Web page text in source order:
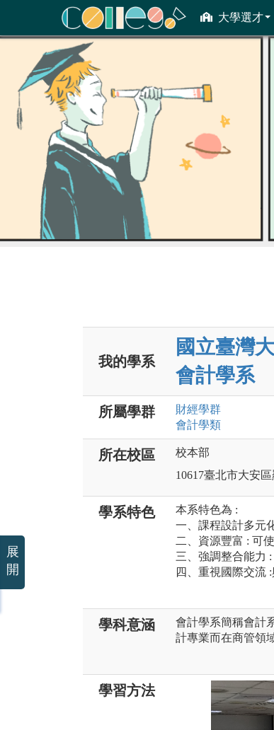
大學選才
ColleGo! 大學選才與高中育才輔助系統
我的學系
國立臺灣
會計學系
所屬學群 財經學群
會計學類
所在校區
校本部
10617臺北市大安
學系特色
本系特色為 :
一、課程設計多元
二、資源豐富 : 可
三、強調整合能力
四、重視國際交流
學科意涵
會計學系簡稱會計
計專業而在商管領
學習方法
展
開